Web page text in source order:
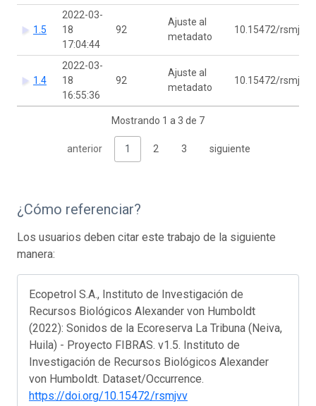
1.5
2022-03-
18
17:04:44
92
Ajuste al
metadato
10.15472/rsmjvv
1.4
2022-03-
18
16:55:36
92
Ajuste al
metadato
10.15472/rsmjvv
Mostrando 1 a 3 de 7
anterior 1 2 3 siguiente
¿Cómo referenciar?
Los usuarios deben citar este trabajo de la siguiente
manera:
Ecopetrol S.A., Instituto de Investigación de
Recursos Biológicos Alexander von Humboldt
(2022): Sonidos de la Ecoreserva La Tribuna (Neiva,
Huila) - Proyecto FIBRAS. v1.5. Instituto de
Investigación de Recursos Biológicos Alexander
von Humboldt. Dataset/Occurrence.
https://doi.org/10.15472/rsmjvv